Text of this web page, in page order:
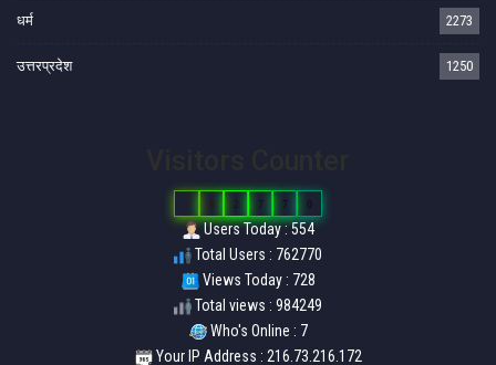
धर्म 2273
उत्तरप्रदेश 1250
7 6 2 7 7 0
Users Today : 554
Total Users : 762770
Views Today : 728
Total views : 984249
Who's Online : 7
Your IP Address : 216.73.216.172